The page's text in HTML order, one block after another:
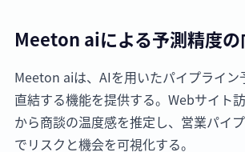
Meeton aiによる予測精度の
Meeton aiは、AIを用いたパイプライン
直結する機能を提供する。Webサイト
から商談の温度感を推定し、営業パイ
でリスクと機会を可視化する。